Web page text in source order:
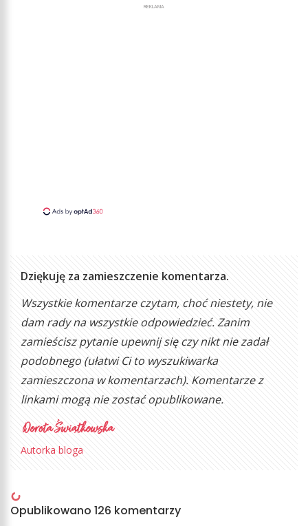
REKLAMA
Dziękuję za zamieszczenie komentarza.
Wszystkie komentarze czytam, choć niestety, nie
dam rady na wszystkie odpowiedzieć. Zanim
zamieścisz pytanie upewnij się czy nikt nie zadał
podobnego (ułatwi Ci to wyszukiwarka
zamieszczona w komentarzach). Komentarze z
linkami mogą nie zostać opublikowane.
Autorka bloga
Opublikowano 126 komentarzy